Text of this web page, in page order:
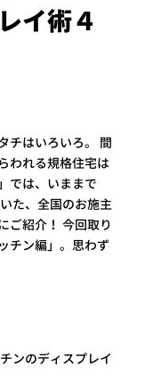
LABEL
はい
いいえ
会社概
プライ
バシー
イ術４
チはいろいろ。 間
われる規格住宅は
では、いままで
た、全国のお施主
ご紹介！ 今回取り
チン編」。思わず
ンのディスプレイ